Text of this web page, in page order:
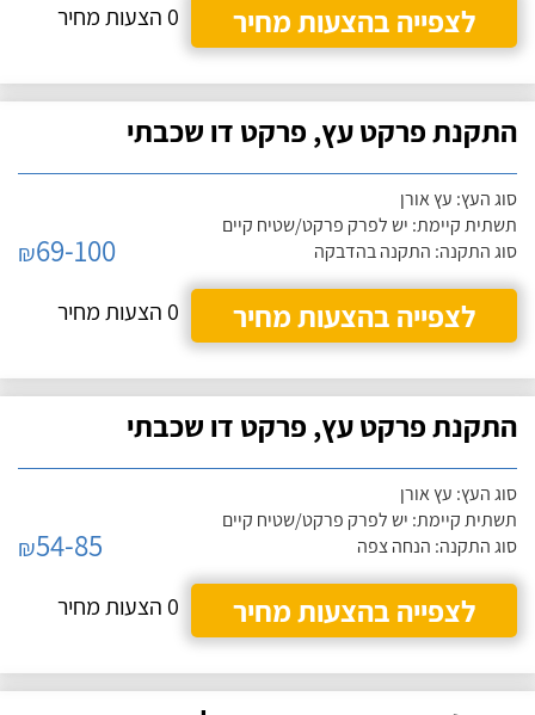
לצפייה בהצעות מחיר
0 הצעות מחיר
התקנת פרקט עץ, פרקט דו שכבתי
סוג העץ: עץ אורן
תשתית קיימת: יש לפרק פרקט/שטיח קיים
סוג התקנה: התקנה בהדבקה
₪69-100
לצפייה בהצעות מחיר
0 הצעות מחיר
התקנת פרקט עץ, פרקט דו שכבתי
סוג העץ: עץ אורן
תשתית קיימת: יש לפרק פרקט/שטיח קיים
סוג התקנה: הנחה צפה
₪54-85
לצפייה בהצעות מחיר
0 הצעות מחיר